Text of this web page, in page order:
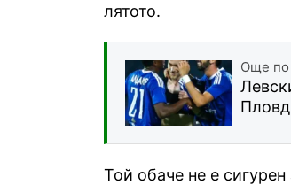
лятото.
Още по
Той обаче не е